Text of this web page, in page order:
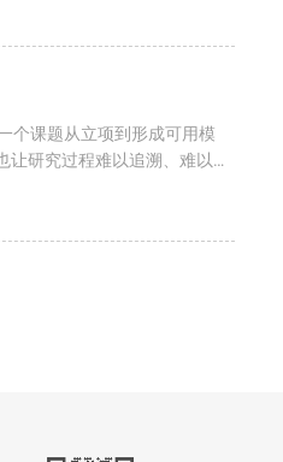
个课题从立项到形成可用模
研究过程难以追溯、难以复